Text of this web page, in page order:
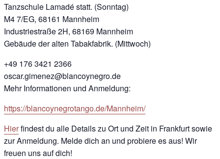
Tanzschule Lamadé statt. (Sonntag)
M4 7/EG, 68161 Mannheim
Industriestraße 2H, 68169 Mannheim
Gebäude der alten Tabakfabrik. (Mittwoch)
+49 176 3421 2366
oscar.gimenez@blancoynegro.de
Mehr Informationen und Anmeldung:
https://blancoynegrotango.de/Mannheim/
Hierfindest du alle Details zu Ort und Zeit in Frankfurt sowie
zur Anmeldung. Melde dich an und probiere es aus! Wir
freuen uns auf dich!